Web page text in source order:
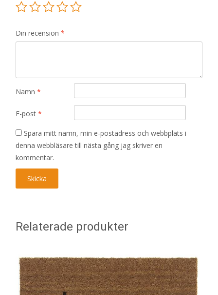
Din recension *
Namn *
E-post *
Spara mitt namn, min e-postadress och webbplats i
denna webbläsare till nästa gång jag skriver en
kommentar.
Relaterade produkter